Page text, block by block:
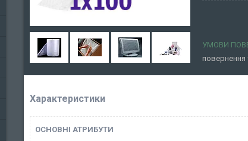
повернення
Характеристики
ОСНОВНІ АТРИБУТИ